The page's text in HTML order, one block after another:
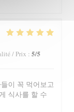
/ Prix : 5/5
이 꼭 먹어보고
식사를 할 수